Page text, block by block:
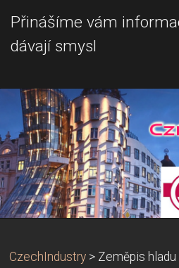
Přinášíme vám
dávají smysl
CzechIndustry > Zeměpis